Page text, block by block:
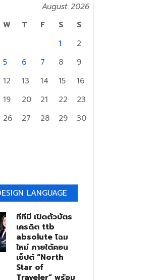
August 2026
W T F S
S
1
2
5 6 7 8
9
12 13 14 15
16
19 20 21 22
23
26 27 28 29
30
LANGUAGE
ทีทีบี เปิดตัวบัตร
เครดิต ttb
absolute โฉม
ใหม่ ภายใต้คอน
เซ็ปต์ “North
Star of
Traveler” พร้อม